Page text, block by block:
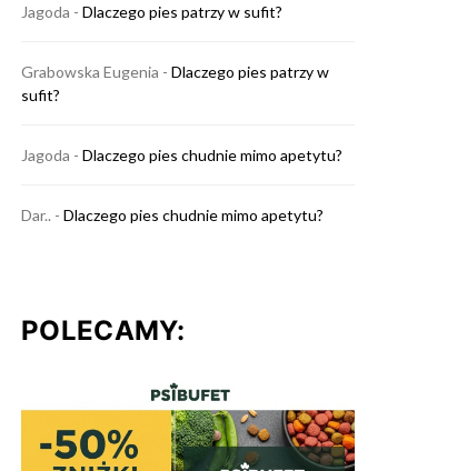
Jagoda - Dlaczego pies patrzy w sufit?
Grabowska Eugenia - Dlaczego pies patrzy w
sufit?
Jagoda - Dlaczego pies chudnie mimo apetytu?
Dar.. - Dlaczego pies chudnie mimo apetytu?
POLECAMY: